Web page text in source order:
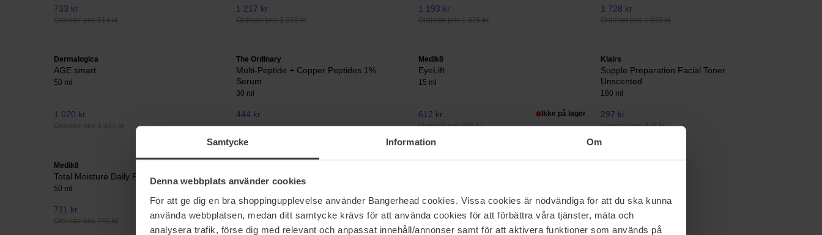
Samtycke Information Om
Denna webbplats använder cookies
För att ge dig en bra shoppingupplevelse använder Bangerhead cookies. Vissa cookies är nödvändiga för att du ska kunna
använda webbplatsen, medan ditt samtycke krävs för att använda cookies för att förbättra våra tjänster, mäta och
analysera trafik, förse dig med relevant och anpassat innehåll/annonser samt för att aktivera funktioner som används på
733 kr
Ordinær pris 814 kr
1 217 kr
Ordinær pris 1 352 kr
1 193 kr
Ordinær pris 1 325 kr
1 728 kr
Ordinær pris 1 920 kr
Dermalogica
AGE smart
50 ml
1 020 kr
Ordinær pris 1 321 kr
The Ordinary
Multi-Peptide + Copper Peptides 1%
Serum
30 ml
444 kr
Medik8
EyeLift
15 ml
612 kr
Ordinær pris 695 kr
Ikke på lager
Klairs
Supple Preparation Facial Toner
Unscented
180 ml
297 kr
Ordinær pris 329 kr
Medik8
Total Moisture Daily Facial Cream
50 ml
711 kr
Ordinær pris 795 kr
Ikke på lager
Total Moisture Daily Facial Cream Refill
572 kr
Ordinær pris 645 kr Ordinær pris 681 kr